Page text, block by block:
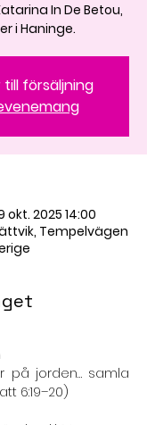
In De Betou,
i Haninge.
försäljning
okt. 2025 14:00
Tempelvägen
på jorden… samla
6:19–20)